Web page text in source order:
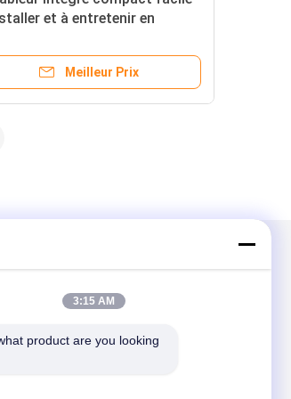
et à entretenir en
de l'amidon
Meilleur Prix
3:15 AM
product are you looking